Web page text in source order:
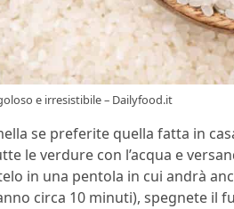
e irresistibile – Dailyfood.it
se preferite quella fatta in
le verdure con l’acqua e
in una pentola in cui andrà
circa 10 minuti), spegnete il